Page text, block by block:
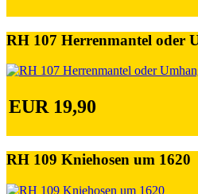
RH 107 Herrenmantel oder
EUR 19,90
RH 109 Kniehosen um 1620